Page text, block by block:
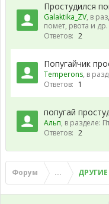
Простудился
Galaktika_ZV, в
помет, рвота и др.
Ответов: 2
Попугайчик
Temperons, в
Ответов: 1
попугай
Альп, в разделе:
Ответов: 2
Форум ...